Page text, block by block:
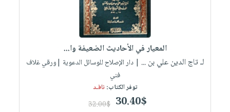
المعيار في الأحاديث الضعيفة وا...
لـ تاج الدين علي بن ... | دار الإصلاح للوسائل الدعوية |ورقي غلاف
فني
توفر الكتاب: نافـد
30.40$
32.00$